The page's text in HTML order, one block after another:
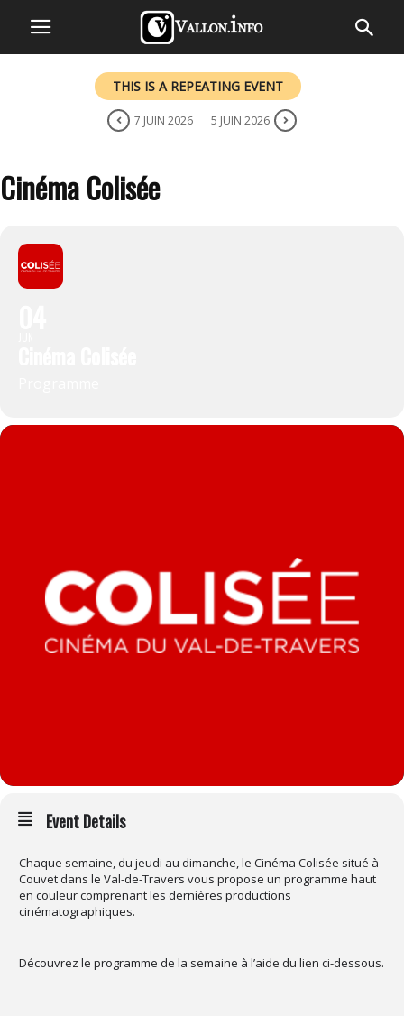
THIS IS A REPEATING EVENT
7 JUIN 2026 5 JUIN 2026
Cinéma Colisée
Event Details
Chaque semaine, du jeudi au dimanche, le Cinéma Colisée situé à
Couvet dans le Val-de-Travers vous propose un programme haut
en couleur comprenant les dernières productions
cinématographiques.
Découvrez le programme de la semaine à l’aide du lien ci-dessous.